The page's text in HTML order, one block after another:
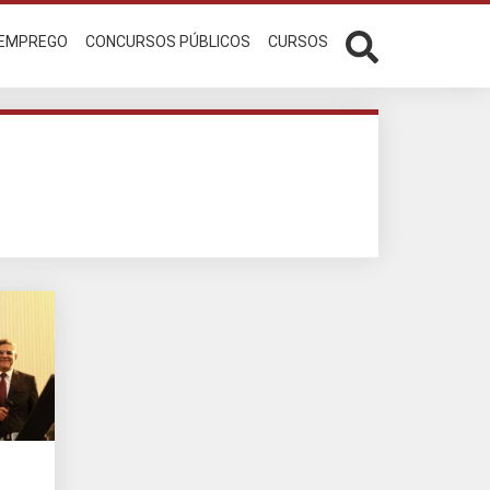
CONCURSOS PÚBLICOS CURSOS